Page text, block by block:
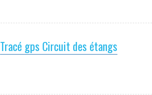
Tracé gps Circuit des étangs